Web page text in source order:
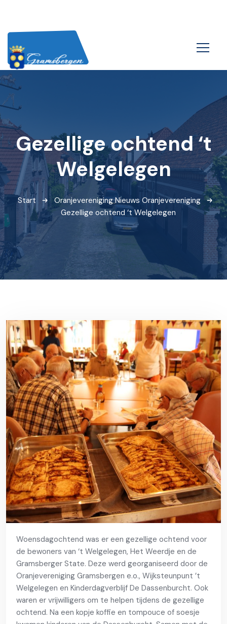
Gezellige ochtend ‘t
Welgelegen
Start Oranjevereniging Nieuws Oranjevereniging
Gezellige ochtend ‘t Welgelegen
Woensdagochtend was er een gezellige ochtend voor
de bewoners van ‘t Welgelegen, Het Weerdje en de
Gramsberger State. Deze werd georganiseerd door de
Oranjevereniging Gramsbergen e.o., Wijksteunpunt ’t
Welgelegen en Kinderdagverblijf De Dassenburcht. Ook
waren er vrijwilligers om te helpen tijdens de gezellige
ochtend. Na een kopje koffie en tompouce of soesje